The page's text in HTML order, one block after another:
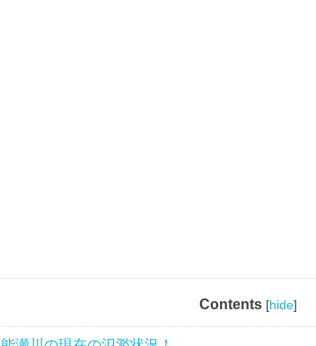
Contents [hide]